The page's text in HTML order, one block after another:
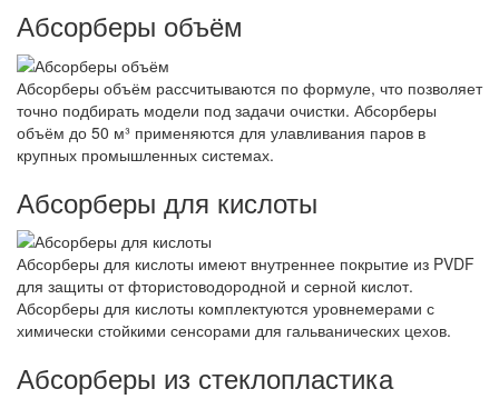
Абсорберы объём
Абсорберы объём рассчитываются по формуле, что позволяет
точно подбирать модели под задачи очистки. Абсорберы
объём до 50 м³ применяются для улавливания паров в
крупных промышленных системах.
Абсорберы для кислоты
Абсорберы для кислоты имеют внутреннее покрытие из PVDF
для защиты от фтористоводородной и серной кислот.
Абсорберы для кислоты комплектуются уровнемерами с
химически стойкими сенсорами для гальванических цехов.
Абсорберы из стеклопластика